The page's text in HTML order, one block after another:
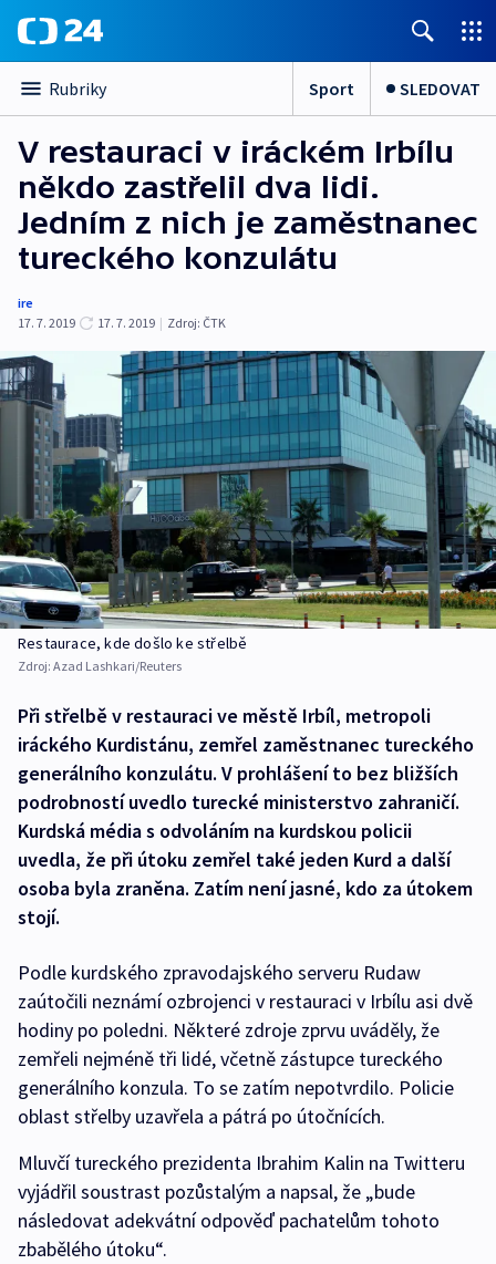
Rubriky Sport SLEDOVAT
V restauraci v iráckém Irbílu
někdo zastřelil dva lidi.
Jedním z nich je zaměstnanec
tureckého konzulátu
ire
17. 7. 2019
17. 7. 2019 | Zdroj: ČTK
Restaurace, kde došlo ke střelbě
Zdroj: Azad Lashkari/Reuters
Při střelbě v restauraci ve městě Irbíl, metropoli
iráckého Kurdistánu, zemřel zaměstnanec tureckého
generálního konzulátu. V prohlášení to bez bližších
podrobností uvedlo turecké ministerstvo zahraničí.
Kurdská média s odvoláním na kurdskou policii
uvedla, že při útoku zemřel také jeden Kurd a další
osoba byla zraněna. Zatím není jasné, kdo za útokem
stojí.
Podle kurdského zpravodajského serveru Rudaw
zaútočili neznámí ozbrojenci v restauraci v Irbílu asi dvě
hodiny po poledni. Některé zdroje zprvu uváděly, že
zemřeli nejméně tři lidé, včetně zástupce tureckého
generálního konzula. To se zatím nepotvrdilo. Policie
oblast střelby uzavřela a pátrá po útočnících.
Mluvčí tureckého prezidenta Ibrahim Kalin na Twitteru
vyjádřil soustrast pozůstalým a napsal, že „bude
následovat adekvátní odpověď pachatelům tohoto
zbabělého útoku“.